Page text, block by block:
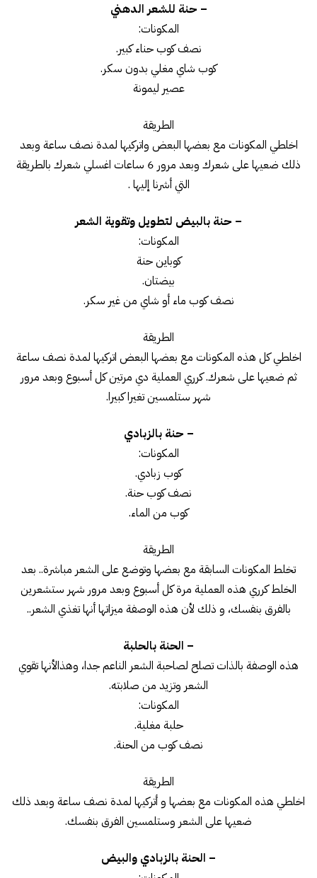
– حنة للشعر الدهني
المكونات:
نصف كوب حناء كبير.
كوب شاي مغلي بدون سكر.
عصير ليمونة
الطريقة
اخلطي المكونات مع بعضها البعض واتركيها لمدة نصف ساعة وبعد
ذلك ضعيها على شعرك وبعد مرور 6 ساعات اغسلي شعرك بالطريقة
التي أشرنا إليها .
– حنة بالبيض لتطويل وتقوية الشعر
المكونات:
كوباين حنة
بيضتان.
نصف كوب ماء أو شاي من غير سكر.
الطريقة
اخلطي كل هذه المكونات مع بعضها البعض اتركيها لمدة نصف ساعة
ثم ضعيها على شعرك. كرري العملية دي مرتين كل أسبوع وبعد مرور
شهر ستلمسين تغيرا كبيرا.
– حنة بالزبادي
المكونات:
كوب زبادي.
نصف كوب حنة.
كوب من الماء.
الطريقة
تخلط المكونات السابقة مع بعضها وتوضع على الشعر مباشرة.. بعد
الخلط كرري هذه العملية مرة كل أسبوع وبعد مرور شهر ستشعرين
بالفرق بنفسك، و ذلك لأن هذه الوصفة ميزاتها أنها تغذي الشعر..
– الحنة بالحلبة
هذه الوصفة بالذات تصلح لصاحبة الشعر الناعم جدا، وهذالأنها تقوي
الشعر وتزيد من صلابته.
المكونات:
حلبة مغلية.
نصف كوب من الحنة.
الطريقة
اخلطي هذه المكونات مع بعضها و أتركيها لمدة نصف ساعة وبعد ذلك
ضعيها على الشعر وستلمسين الفرق بنفسك.
– الحنة بالزبادي والبيض